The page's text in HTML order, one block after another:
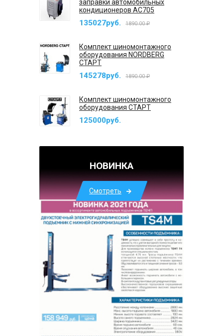
заправки автомобильных
кондиционеров AC705
135027руб. 1890.00 ₽
Комплект шиномонтажного
оборудования NORDBERG
СТАРТ
145278руб. 1890.00 ₽
Комплект шиномонтажного
оборудования СТАРТ
125000руб.
НОВИНКА
Смотреть